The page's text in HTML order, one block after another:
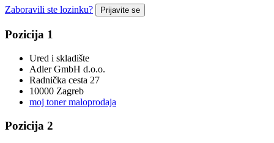
Zaboravili ste lozinku? Prijavite se
Pozicija 1
Ured i skladište
Adler GmbH d.o.o.
Radnička cesta 27
10000 Zagreb
moj toner maloprodaja
Pozicija 2